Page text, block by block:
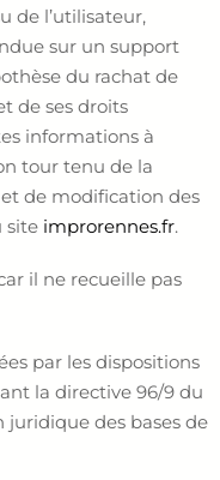
de l’utilisateur,
sur un support
du rachat de
de ses droits
informations à
tour tenu de la
de modification des
site improrennes.fr.
il ne recueille pas
par les dispositions
la directive 96/9 du
juridique des bases de